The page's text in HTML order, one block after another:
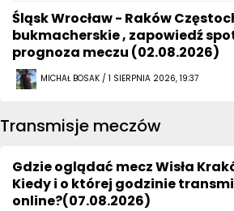
Śląsk Wrocław - Raków
bukmacherskie , zapowiedź
prognoza meczu (02.08.2026)
MICHAŁ BOSAK / 1 SIERPNIA 2026, 19:37
Transmisje meczów
Gdzie oglądać mecz Wisła
Kiedy i o której godzinie
online?(07.08.2026)